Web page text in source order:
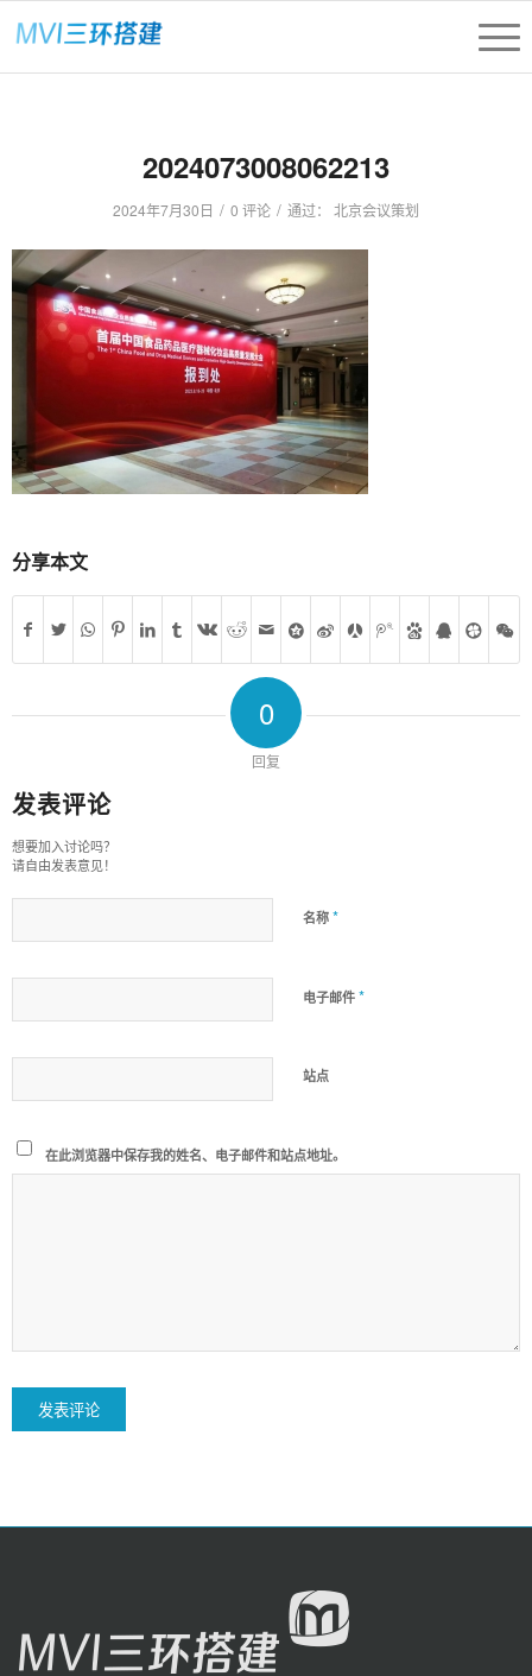
2024073008062213
2024年7月30日 / 0 评论 / 通过： 北京会议策划
分享本文
0
回复
发表评论
想要加入讨论吗？
请自由发表意见！
名称 *
电子邮件 *
站点
在此浏览器中保存我的姓名、电子邮件和站点地址。